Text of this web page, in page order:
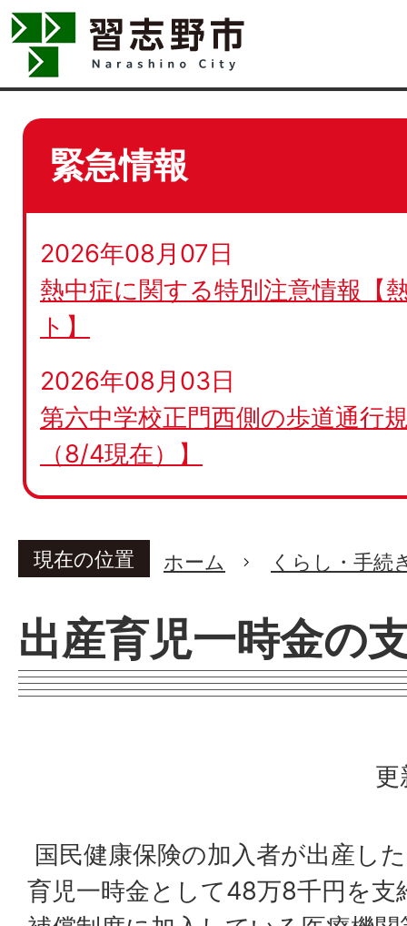
緊急情報
2026年08月07日
熱中症に関する特別注意情報【
ト】
2026年08月03日
第六中学校正門西側の歩道通行
（8/4現在）】
現在の位置 ホーム くらし・手続
出産育児一時金の
更
国民健康保険の加入者が出産し
育児一時金として48万8千円を支